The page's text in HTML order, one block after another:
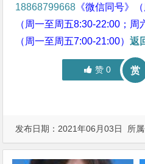
18868799668 《微信同号》
（周一至周五8:30-22:00；周
（周一至周五7:00-21:00）返
赞 0 赏
发布日期：2021年06月03日 所